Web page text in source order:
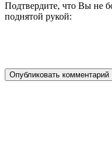
Подтвердите, что Вы не
поднятой рукой: